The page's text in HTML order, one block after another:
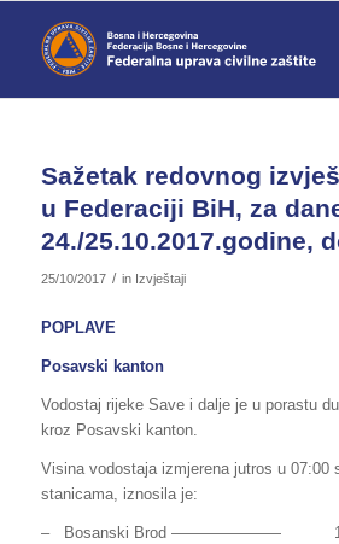
Sažetak redovnog
u Federaciji BiH, za
24./25.10.2017.godine,
25/10/2017 / in Izvještaji
POPLAVE
Posavski kanton
Vodostaj rijeke Save i dalje je u porastu
kroz Posavski kanton.
Visina vodostaja izmjerena jutros u 07:00
stanicama, iznosila je:
– Bosanski Brod ——————— 114